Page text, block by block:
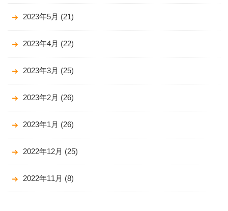
2023年5月 (21)
2023年4月 (22)
2023年3月 (25)
2023年2月 (26)
2023年1月 (26)
2022年12月 (25)
2022年11月 (8)